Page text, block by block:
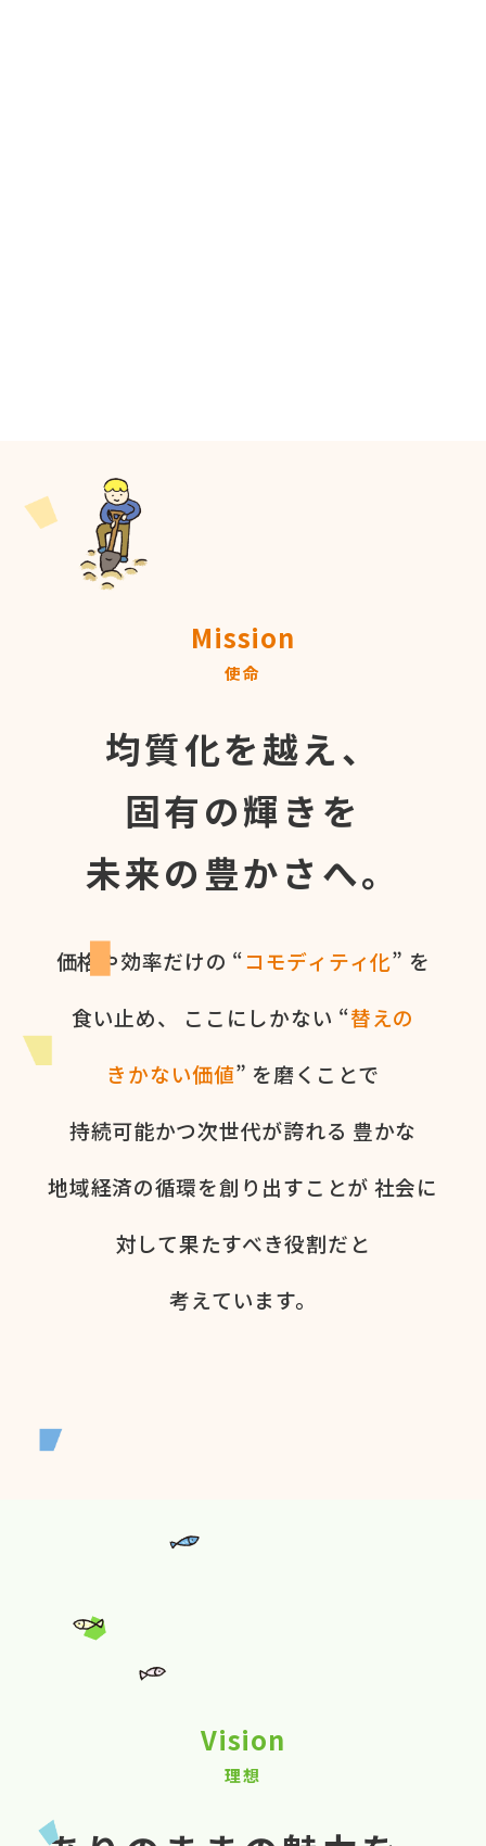
Mission
使命
均質化を越え、
固有の輝きを
未来の豊かさへ。
価格や​効率だけの​ “コモディティ化” を​
食い​止め、
ここに​しかない​ “替えの​
きかない​価値” を​磨く​ことで
持続可能かつ次世代が​誇れる 豊かな​
地域経済の​循環を​創り出すことが 社会に​
対して​果た​すべき役割だと​
考えています。​
Vision
理想